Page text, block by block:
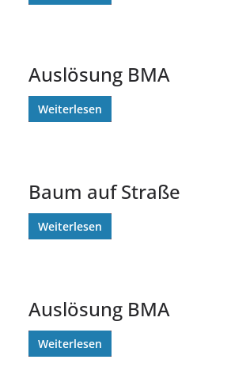
Auslösung BMA
Weiterlesen
Baum auf Straße
Weiterlesen
Auslösung BMA
Weiterlesen